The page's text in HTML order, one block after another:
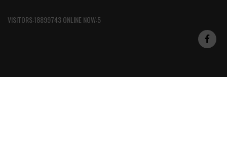
VISITORS:18899743 ONLINE NOW:5